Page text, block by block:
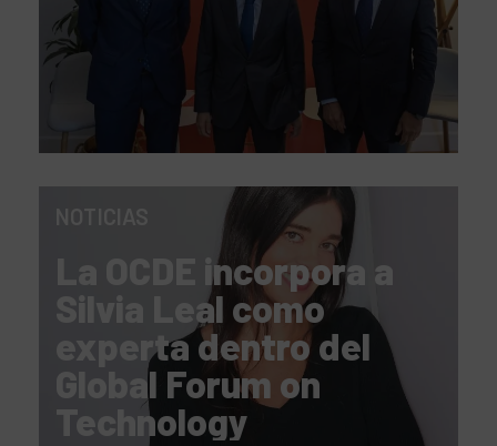
La OCDE incorpora a
Silvia Leal como
experta dentro del
Global Forum on
Technology